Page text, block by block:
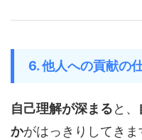
6. 他人への貢献の
自己理解が深まると、
かがはっきりしてきま